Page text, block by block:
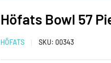
Höfats Bowl 57
HÖFATS SKU:00343